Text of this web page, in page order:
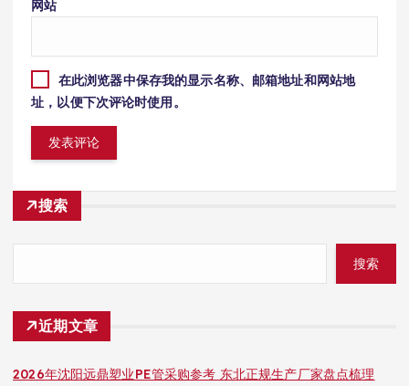
网站
在此浏览器中保存我的显示名称、邮箱地址和网站地
址，以便下次评论时使用。
搜索
搜索
近期文章
2026年沈阳远鼎塑业PE管采购参考 东北正规生产厂家盘点梳理